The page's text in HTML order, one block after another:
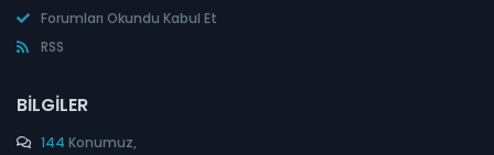
Forumları Okundu Kabul Et
RSS
BILGILER
144 Konumuz,